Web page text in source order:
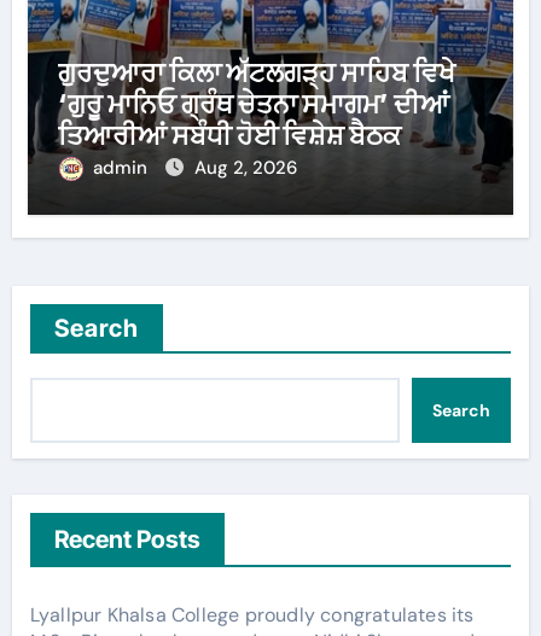
ਗੁਰਦੁਆਰਾ ਕਿਲਾ ਅੱਟਲਗੜ੍ਹ ਸਾਹਿਬ ਵਿਖੇ
‘ਗੁਰੂ ਮਾਨਿਓ ਗ੍ਰੰਥ ਚੇਤਨਾ ਸਮਾਗਮ’ ਦੀਆਂ
ਤਿਆਰੀਆਂ ਸਬੰਧੀ ਹੋਈ ਵਿਸ਼ੇਸ਼ ਬੈਠਕ
admin Aug 2, 2026
Search
Search
Recent Posts
Lyallpur Khalsa College proudly congratulates its